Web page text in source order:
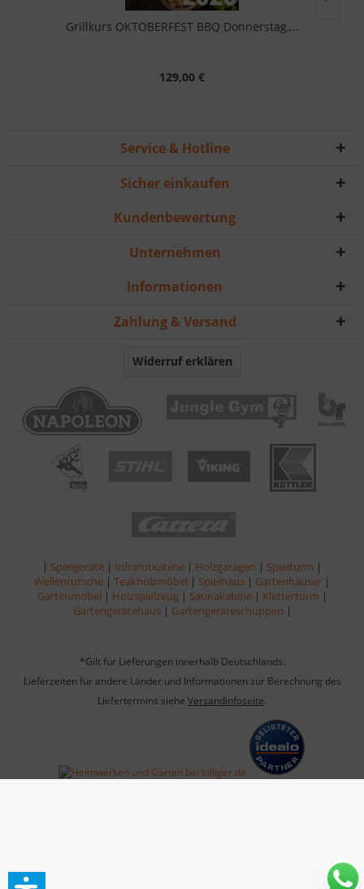
Grillkurs OKTOBERFEST BBQ Donnerstag,...
129,00 €
Service & Hotline
Sicher einkaufen
Kundenbewertung
Unternehmen
Informationen
Zahlung & Versand
Widerruf erklären
| Spielgeräte | Infrarotkabine | Holzgaragen | Spielturm |
Wellenrutsche | Teakholzmöbel | Spielhaus | Gartenhäuser |
Gartenmöbel | Holzspielzeug | Saunakabine | Kletterturm |
Gartengerätehaus | Gartengeräteschuppen |
*Gilt für Lieferungen innerhalb Deutschlands.
Lieferzeiten für andere Länder und Informationen zur Berechnung des
Liefertermins siehe Versandinfoseite.